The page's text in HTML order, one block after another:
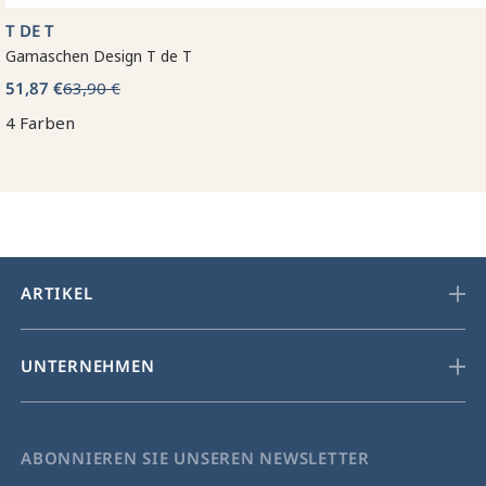
T DE T
Gamaschen Design T de T
51,87 €63,90 €
4 Farben
ARTIKEL
UNTERNEHMEN
ABONNIEREN SIE UNSEREN NEWSLETTER